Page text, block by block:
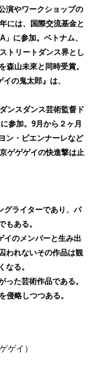
演やワークショップの
には、国際交流基金と
に参加。ベトナム、
トリートダンス界とし
森山未來と同時受賞。
の鬼太郎』は、
ンスダンス芸術監督ド
参加。9月から２ヶ月
ン・ビエンナーレなど
ゲゲゲイの快進撃は止
グライターであり、パ
もある。
イのメンバーと生み出
われないその作品は観
なる。
た芸術作品である。
侵略しつつある。
ゲイ）